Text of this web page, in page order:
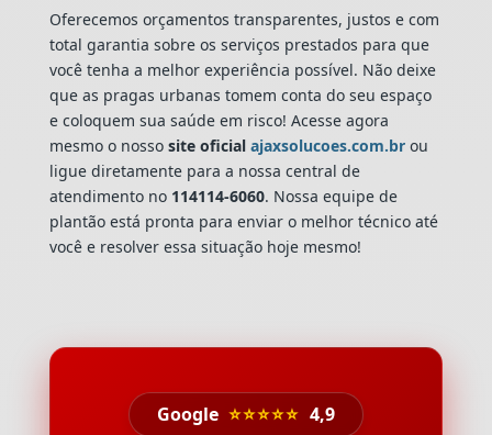
Oferecemos orçamentos transparentes, justos e com
total garantia sobre os serviços prestados para que
você tenha a melhor experiência possível. Não deixe
que as pragas urbanas tomem conta do seu espaço
e coloquem sua saúde em risco! Acesse agora
mesmo o nossosite oficial ajaxsolucoes.com.brou
ligue diretamente para a nossa central de
atendimento no 114114-6060. Nossa equipe de
plantão está pronta para enviar o melhor técnico até
você e resolver essa situação hoje mesmo!
Google ⭐⭐⭐⭐⭐ 4,9